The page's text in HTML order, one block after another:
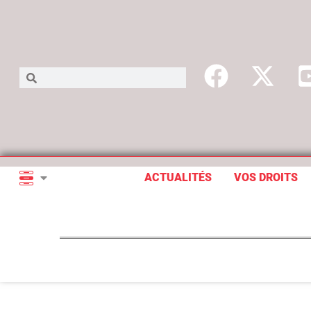
ACTUALITÉS VOS DROITS